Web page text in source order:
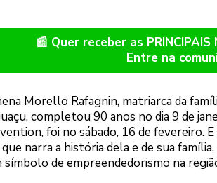
📰 Quer receber as
Entre na
Morello Rafagnin, matriarca da
completou 90 anos no dia 9 de
foi no sábado, 16 de fevereiro.
que narra a história dela e de sua
de empreendedorismo na